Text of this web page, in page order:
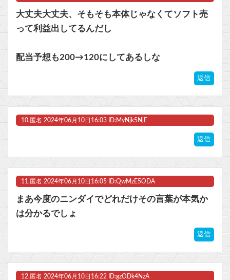
大丈夫大丈夫、そもそも本体じゃなくてソフト売
って利益出してるんだし
配当予想も200→120にしてあるしな
返信
10. 匿名 2024年06月10日16:03 ID:MyNjk5NjE
返信
11. 匿名 2024年06月10日16:05 ID:QwMzE5ODA
まあ今度のニンダイでどれだけその言葉が本気か
は分かるでしょ
返信
12. 匿名 2024年06月10日16:22 ID:gzODk4NzA